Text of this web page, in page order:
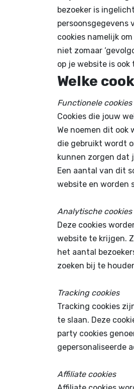
bezoeker is
persoonsgegevens
cookies namelijk
niet zomaar
op je website is
Welke
Functionele cookies
Cookies die jouw
We noemen dit ook
die gebruikt wordt
kunnen zorgen dat
Een aantal van dit
website en worden
Analytische cookies
Deze cookies
website te krijgen.
het aantal
zoeken bij te
Tracking cookies
Tracking cookies
te slaan. Deze
party cookies
gepersonaliseerde
Affiliate cookies